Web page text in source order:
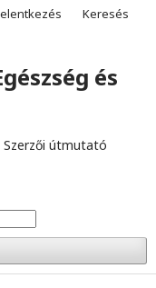
és
Szerzői útmutató
Keresés